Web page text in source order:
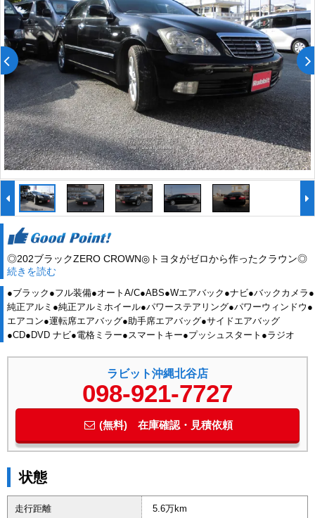
◎202ブラックZERO CROWN◎トヨタがゼロから作ったクラウン◎
今でもいい車!!
続きを読む
●ブラック●フル装備●オートA/C●ABS●Wエアバック●ナビ●バックカメラ●
純正アルミ●純正アルミホイール●パワーステアリング●パワーウィンドウ●
エアコン●運転席エアバッグ●助手席エアバッグ●サイドエアバッグ
●CD●DVD ナビ●電格ミラー●スマートキー●プッシュスタート●ラジオ
ラビット沖縄北谷店
098-921-7727
(無料) 在庫確認・見積依頼
状態
走行距離 5.6万km